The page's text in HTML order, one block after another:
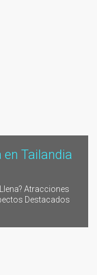
en Tailandia
Atracciones
Destacados